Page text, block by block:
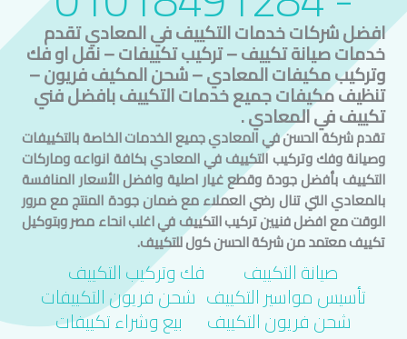
افضل شركات خدمات التكييف فيالمعاديتقدم
خدمات صيانة تكييف – تركيب تكييفات – نقل او فك
وتركيب مكيفاتالمعادي– شحن المكيف فريون –
تنظيف مكيفات جميع خدمات التكييف بافضل فني
تكييف فيالمعادي.
تقدم شركة الحسن فيالمعاديجميع الخدمات الخاصة بالتكييفات
وصيانة وفك وتركيب التكييف فيالمعاديبكافة انواعه وماركات
التكييف بأفضل جودة وقطع غيار اصلية وافضل الأسعار المنافسة
بالمعاديالتي تنال رضي العملاء مع ضمان جودة المنتج مع مرور
الوقت مع افضل فنيين تركيب التكييف في اغلب انحاء مصر وبتوكيل
تكييف معتمد من شركة الحسن كول للتكييف.
صيانة التكييف فك وتركيب التكييف
تأسيس مواسير التكييف​ شحن فريون التكييفات
شحن فريون التكييف بيع وشراء تكييفات